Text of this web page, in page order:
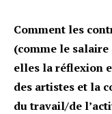
Comment les
(comme le
elles la réflexion
des artistes et la
du travail/de